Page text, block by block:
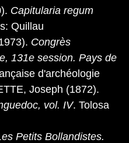
Capitularia regum
Quillau
Congrès
131e session. Pays de
d'archéologie
Joseph (1872).
vol. IV. Tolosa
Petits Bollandistes.